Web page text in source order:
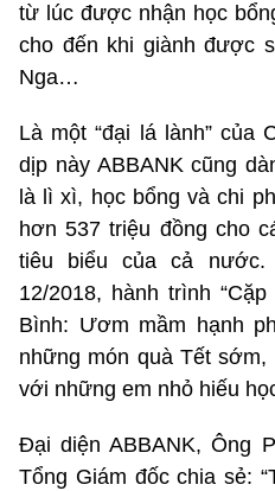
từ lúc được nhận học
cho đến khi giành được
Nga…
Là một “đại lá lành” của
dịp này ABBANK cũng
là lì xì, học bổng và chi
hơn 537 triệu đồng cho
tiêu biểu của cả nước.
12/2018, hành trình
Bình: Ươm mầm hạnh
những món quà Tết
với những em nhỏ hiếu
Đại diện ABBANK, Ông
Tổng Giám đốc chia sẻ: